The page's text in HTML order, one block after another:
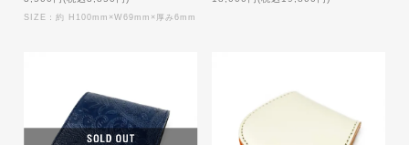
SIZE：約 H100mm×W69mm×厚み6mm